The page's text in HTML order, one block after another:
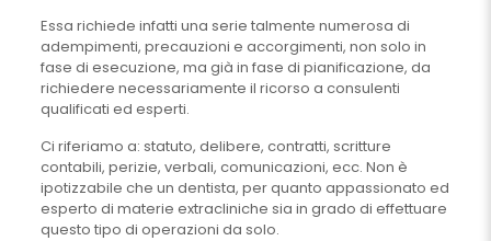
Essa richiede infatti una serie talmente numerosa di
adempimenti, precauzioni e accorgimenti, non solo in
fase di esecuzione, ma già in fase di pianificazione, da
richiedere necessariamente il ricorso a consulenti
qualificati ed esperti.
Ci riferiamo a: statuto, delibere, contratti, scritture
contabili, perizie, verbali, comunicazioni, ecc. Non è
ipotizzabile che un dentista, per quanto appassionato ed
esperto di materie extracliniche sia in grado di effettuare
questo tipo di operazioni da solo.